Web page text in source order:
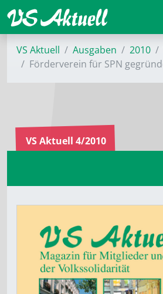
VS Aktuell Ausgaben 2010
Förderverein für SPN
VS Aktuell 4/2010